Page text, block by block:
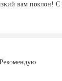
вам поклон!